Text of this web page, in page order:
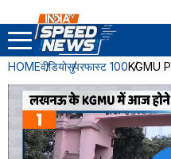
HOMEवीडियोसुपरफास्ट 100KGMU